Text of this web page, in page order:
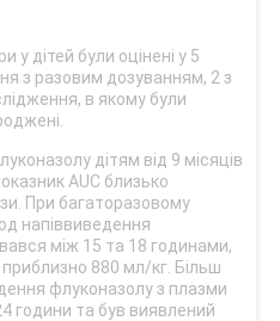
у дітей були оцінені у 5
з разовим дозуванням, 2 з
в якому були
дітям від 9 місяців
AUC близько
При багаторазовому
напіввиведення
між 15 та 18 годинами,
880 мл/кг. Більш
флуконазолу з плазми
години та був виявлений